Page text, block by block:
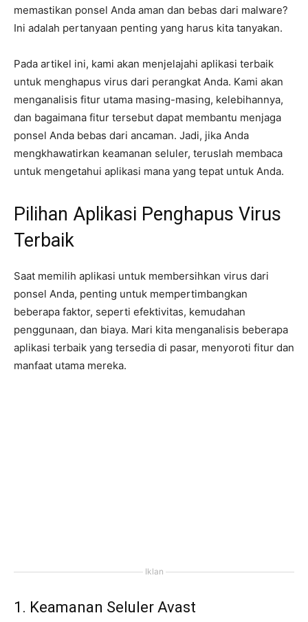
memastikan ponsel Anda aman dan bebas dari malware?
Ini adalah pertanyaan penting yang harus kita tanyakan.
Pada artikel ini, kami akan menjelajahi aplikasi terbaik
untuk menghapus virus dari perangkat Anda. Kami akan
menganalisis fitur utama masing-masing, kelebihannya,
dan bagaimana fitur tersebut dapat membantu menjaga
ponsel Anda bebas dari ancaman. Jadi, jika Anda
mengkhawatirkan keamanan seluler, teruslah membaca
untuk mengetahui aplikasi mana yang tepat untuk Anda.
Pilihan Aplikasi Penghapus Virus
Terbaik
Saat memilih aplikasi untuk membersihkan virus dari
ponsel Anda, penting untuk mempertimbangkan
beberapa faktor, seperti efektivitas, kemudahan
penggunaan, dan biaya. Mari kita menganalisis beberapa
aplikasi terbaik yang tersedia di pasar, menyoroti fitur dan
manfaat utama mereka.
Iklan
1. Keamanan Seluler Avast